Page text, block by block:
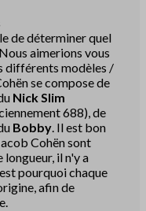
de déterminer quel
aimerions vous
différents modèles /
se compose de
Nick Slim
688), de
Bobby. Il est bon
Cohën sont
longueur, il n'y a
pourquoi chaque
afin de